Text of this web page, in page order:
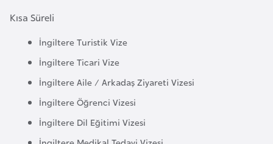
Kısa Süreli
İngiltere Turistik Vize
İngiltere Ticari Vize
İngiltere Aile / Arkadaş Ziyareti Vizesi
İngiltere Öğrenci Vizesi
İngiltere Dil Eğitimi Vizesi
H